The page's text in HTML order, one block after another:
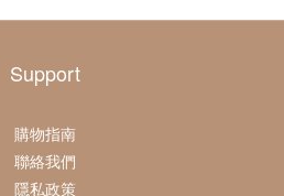
Support
購物指南
聯絡我們
隱私政策